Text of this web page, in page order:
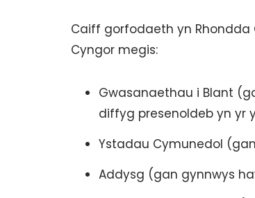
Caiff gorfodaeth yn
Cyngor megis:
Gwasanaethau i Blant
diffyg presenoldeb yn yr
Ystadau Cymunedol
Addysg (gan gynnwys